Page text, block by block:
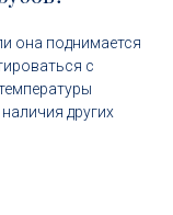
она поднимается
с
других